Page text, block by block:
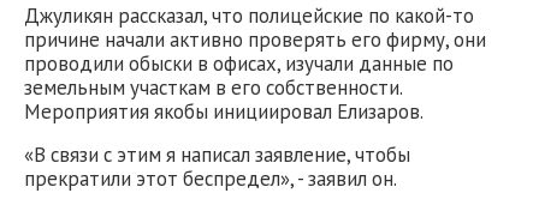
Джуликян рассказал, что полицейские по какой-то
причине начали активно проверять его фирму, они
проводили обыски в офисах, изучали данные по
земельным участкам в его собственности.
Мероприятия якобы инициировал Елизаров.
«В связи с этим я написал заявление, чтобы
прекратили этот беспредел», - заявил он.